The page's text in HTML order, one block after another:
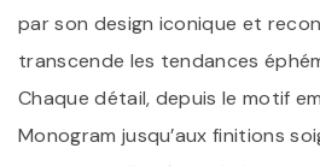
par son design iconique et
transcende les tendances
Chaque détail, depuis le motif
Monogram jusqu’aux finitions